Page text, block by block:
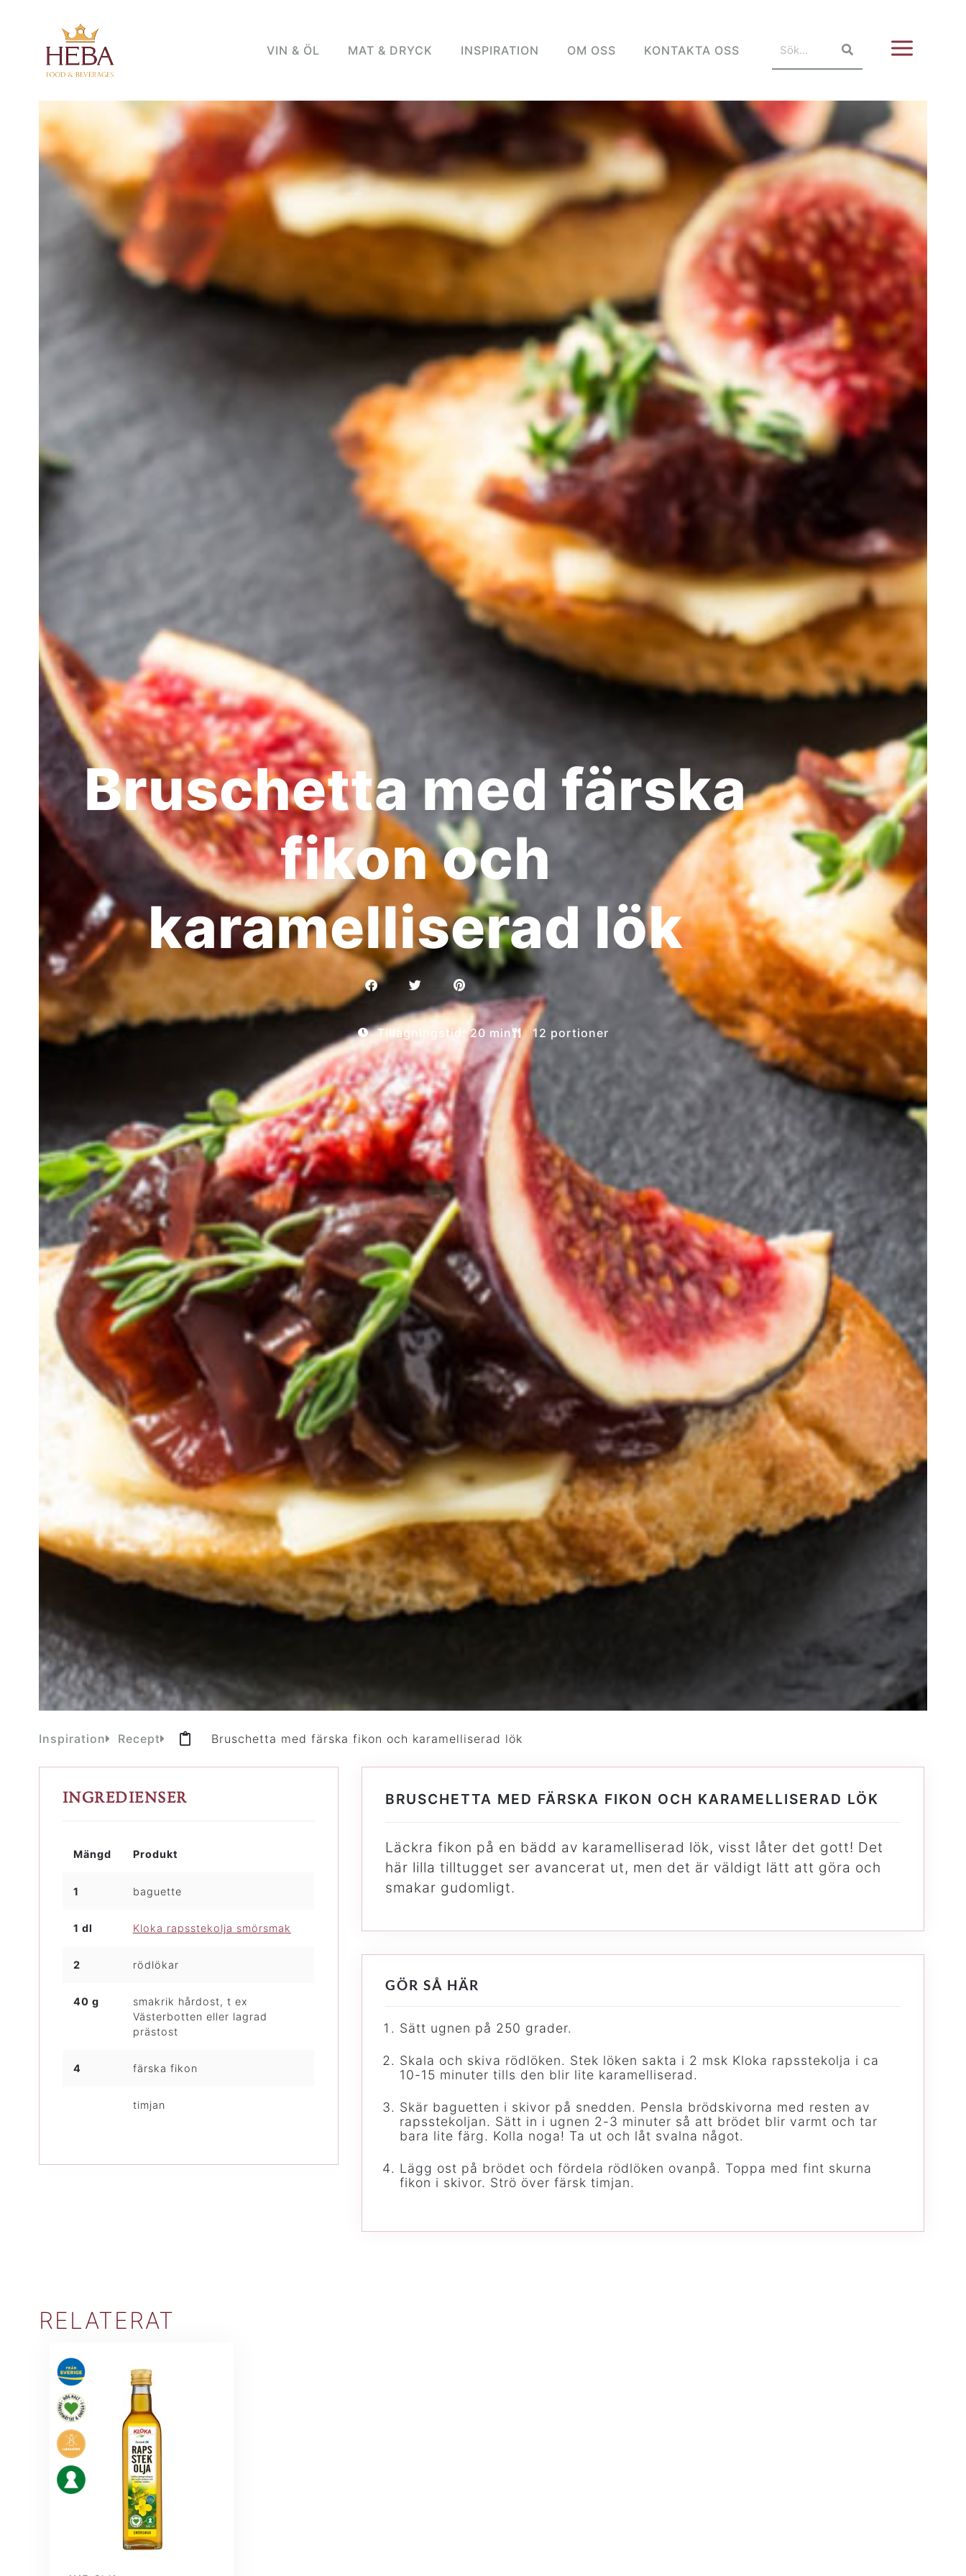
VIN & ÖL MAT & DRYCK INSPIRATION OM OSS KONTAKTA OSS
Bruschetta med färska
fikon och
karamelliserad lök
Tillagningstid: 20 min 12 portioner
Inspiration Recept Bruschetta med färska fikon och karamelliserad lök
INGREDIENSER
Mängd Produkt
1 baguette
1 dl Kloka rapsstekolja smörsmak
2 rödlökar
40 g
smakrik hårdost, t ex
Västerbotten eller lagrad
prästost
4 färska fikon
timjan
BRUSCHETTA MED FÄRSKA FIKON OCH KARAMELLISERAD LÖK
Läckra fikon på en bädd av karamelliserad lök, visst låter det gott! Det
här lilla tilltugget ser avancerat ut, men det är väldigt lätt att göra och
smakar gudomligt.
GÖR SÅ HÄR
Sätt ugnen på 250 grader.
Skala och skiva rödlöken. Stek löken sakta i 2 msk Kloka rapsstekolja i ca
10-15 minuter tills den blir lite karamelliserad.
Skär baguetten i skivor på snedden. Pensla brödskivorna med resten av
rapsstekoljan. Sätt in i ugnen 2-3 minuter så att brödet blir varmt och tar
bara lite färg. Kolla noga! Ta ut och låt svalna något.
Lägg ost på brödet och fördela rödlöken ovanpå. Toppa med fint skurna
fikon i skivor. Strö över färsk timjan.
RELATERAT